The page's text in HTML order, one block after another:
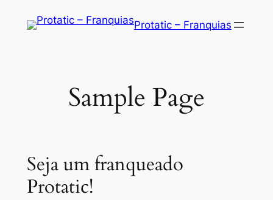
Protatic – Franquias
Sample Page
Seja um franqueado
Protatic!